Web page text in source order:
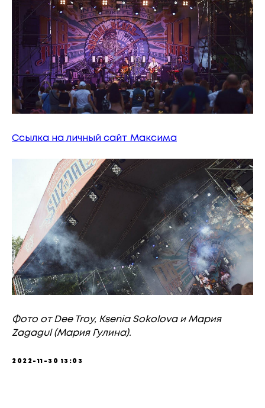
Ссылка на личный сайт Максима
Фото от Dee Troy, Ksenia Sokolova и Мария
Zagagul (Мария Гулина).
2022-11-30 13:03